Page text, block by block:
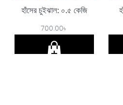
হাঁসের চুইঝাল: ০.৫ কেজি
700.00৳